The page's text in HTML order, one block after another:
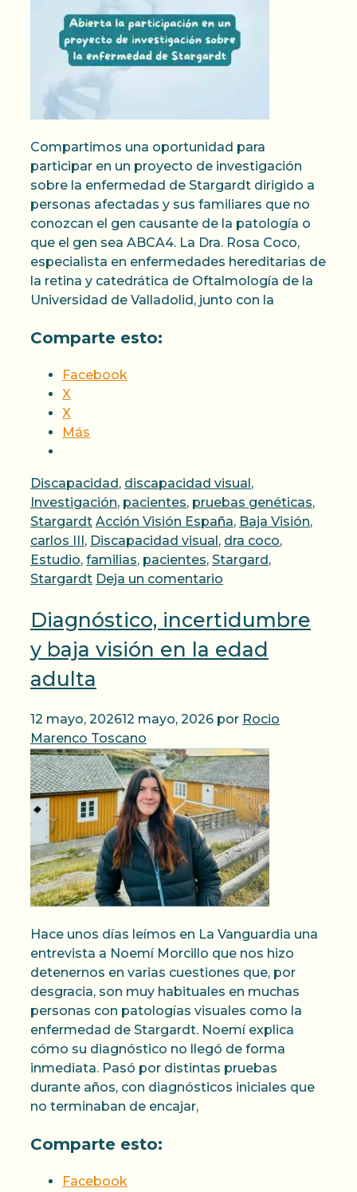
Compartimos una oportunidad para
participar en un proyecto de investigación
sobre la enfermedad de Stargardt dirigido a
personas afectadas y sus familiares que no
conozcan el gen causante de la patología o
que el gen sea ABCA4. La Dra. Rosa Coco,
especialista en enfermedades hereditarias de
la retina y catedrática de Oftalmología de la
Universidad de Valladolid, junto con la
Comparte esto:
Facebook
X
X
Más
Categorías
Discapacidad, discapacidad visual,
Investigación, pacientes, pruebas genéticas,
Stargardt Etiquetas
Acción Visión España, Baja Visión,
carlos III, Discapacidad visual, dra coco,
Estudio, familias, pacientes, Stargard,
Stargardt Deja un comentario
Diagnóstico, incertidumbre
y baja visión en la edad
adulta
12 mayo, 202612 mayo, 2026 por Rocio
Marenco Toscano
Hace unos días leímos en La Vanguardia una
entrevista a Noemí Morcillo que nos hizo
detenernos en varias cuestiones que, por
desgracia, son muy habituales en muchas
personas con patologías visuales como la
enfermedad de Stargardt. Noemí explica
cómo su diagnóstico no llegó de forma
inmediata. Pasó por distintas pruebas
durante años, con diagnósticos iniciales que
no terminaban de encajar,
Comparte esto:
Facebook